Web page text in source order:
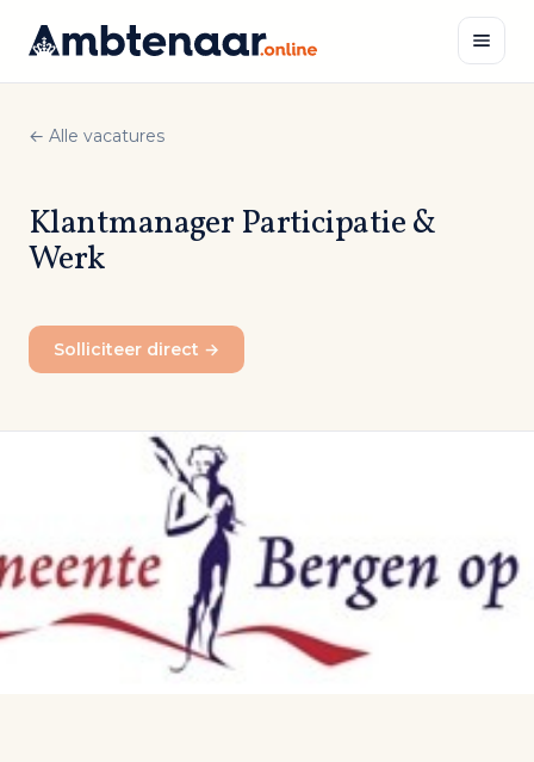
inhoud
← Alle vacatures
Klantmanager Participatie &
Werk
Solliciteer direct →